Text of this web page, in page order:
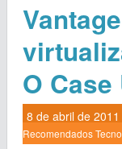
O
8 de abril de
Recomendados